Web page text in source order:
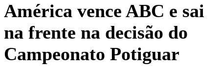
América vence ABC e sai
na frente na decisão do
Campeonato Potiguar